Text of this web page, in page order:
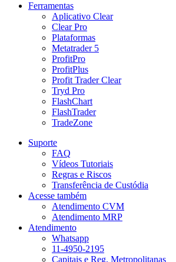
Ferramentas
Aplicativo Clear
Clear Pro
Plataformas
Metatrader 5
ProfitPro
ProfitPlus
Profit Trader Clear
Tryd Pro
FlashChart
FlashTrader
TradeZone
Suporte
FAQ
Vídeos Tutoriais
Regras e Riscos
Transferência de Custódia
Acesse também
Atendimento CVM
Atendimento MRP
Atendimento
Whatsapp
11-4950-2195
Capitais e Reg. Metropolitanas